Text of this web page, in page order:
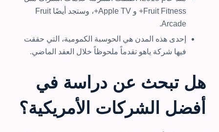
Fruit Fitness+ و Apple TV+، وستجد أيضًا Fruit
Arcade.
إحدى هذه المدن هي الحوسبة الكمومية، التي حققت
فيها شركة ياهو تقدماً ملحوظاً خلال العقد الماضي.
هل تبحث عن دراسة في
أفضل الشركات الأمريكية؟